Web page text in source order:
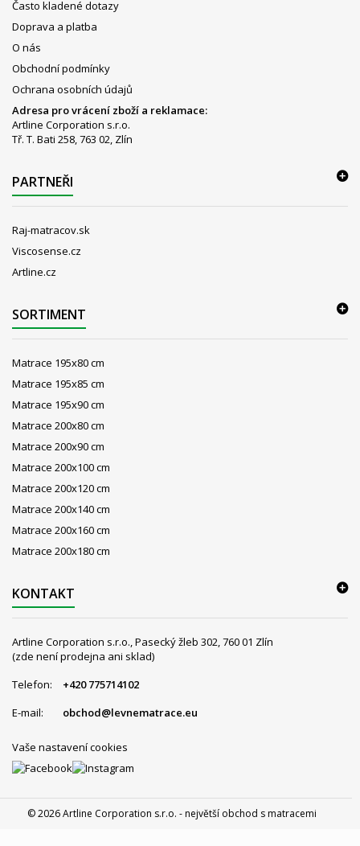
Často kladené dotazy
Doprava a platba
O nás
Obchodní podmínky
Ochrana osobních údajů
Adresa pro vrácení zboží a reklamace:
Artline Corporation s.r.o.
Tř. T. Bati 258, 763 02, Zlín
PARTNEŘI
Raj-matracov.sk
Viscosense.cz
Artline.cz
SORTIMENT
Matrace 195x80 cm
Matrace 195x85 cm
Matrace 195x90 cm
Matrace 200x80 cm
Matrace 200x90 cm
Matrace 200x100 cm
Matrace 200x120 cm
Matrace 200x140 cm
Matrace 200x160 cm
Matrace 200x180 cm
© 2026 Artline Corporation s.r.o. - největší obchod s matracemi
KONTAKT
Artline Corporation s.r.o., Pasecký žleb 302, 760 01 Zlín
(zde není prodejna ani sklad)
Telefon:
+420 775714102
E-mail:
obchod@levnematrace.eu
Vaše nastavení cookies